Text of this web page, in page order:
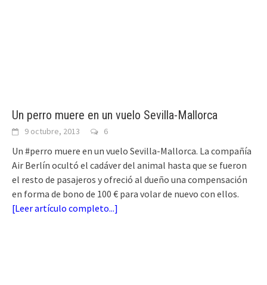
Un perro muere en un vuelo Sevilla-Mallorca
9 octubre, 2013 6
Un #perro muere en un vuelo Sevilla-Mallorca. La compañía
Air Berlín ocultó el cadáver del animal hasta que se fueron
el resto de pasajeros y ofreció al dueño una compensación
en forma de bono de 100 € para volar de nuevo con ellos.
[Leer artículo completo...]